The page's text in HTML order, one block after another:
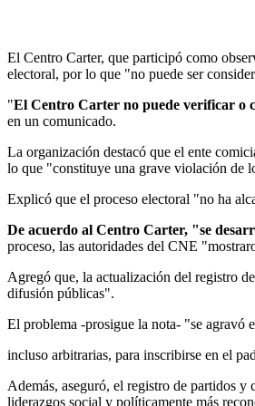
El Centro Carter, que participó como
electoral, por lo que "no puede ser
"El Centro Carter no puede verificar
en un comunicado.
La organización destacó que el ente
lo que "constituye una grave violación de
Explicó que el proceso electoral "no ha
De acuerdo al Centro Carter, "se
proceso, las autoridades del CNE
Agregó que, la actualización del registro
difusión públicas".
El problema -prosigue la nota- "se agravó
incluso arbitrarias, para inscribirse en el
Además, aseguró, el registro de partidos y
liderazgos social y políticamente más